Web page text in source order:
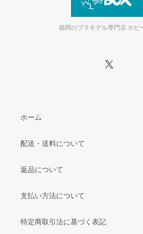
福岡のプラモデル専門店 ホビ
ホーム
配送・送料について
返品について
支払い方法について
特定商取引法に基づく表記